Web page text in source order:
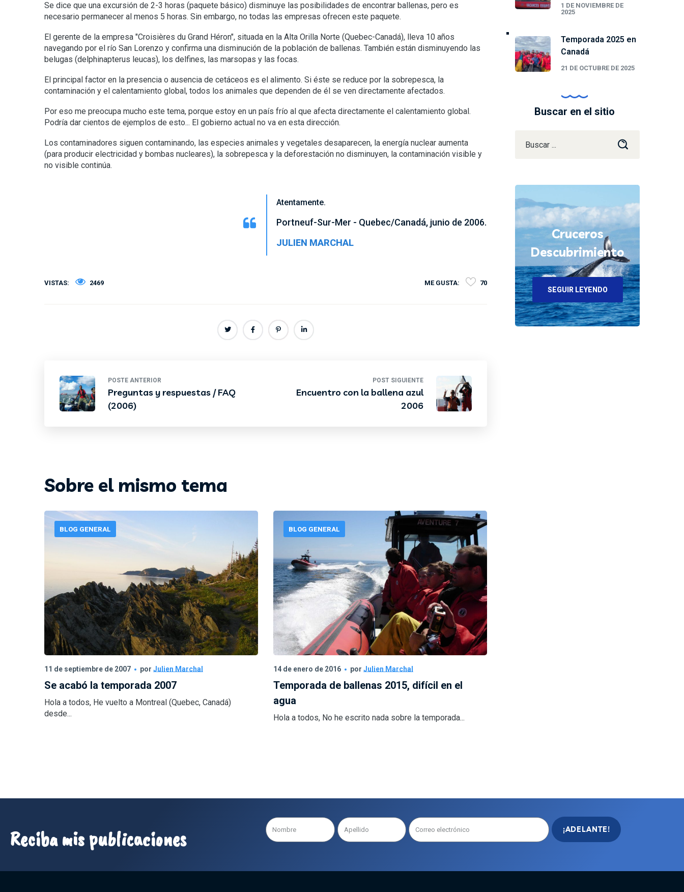
Se dice que una excursión de 2-3 horas (paquete básico) disminuye las posibilidades de encontrar ballenas, pero es
necesario permanecer al menos 5 horas. Sin embargo, no todas las empresas ofrecen este paquete.
El gerente de la empresa "Croisières du Grand Héron", situada en la Alta Orilla Norte (Quebec-Canadá), lleva 10 años
navegando por el río San Lorenzo y confirma una disminución de la población de ballenas. También están disminuyendo las
belugas (delphinapterus leucas), los delfines, las marsopas y las focas.
El principal factor en la presencia o ausencia de cetáceos es el alimento. Si éste se reduce por la sobrepesca, la
contaminación y el calentamiento global, todos los animales que dependen de él se ven directamente afectados.
Por eso me preocupa mucho este tema, porque estoy en un país frío al que afecta directamente el calentamiento global.
Podría dar cientos de ejemplos de esto... El gobierno actual no va en esta dirección.
Los contaminadores siguen contaminando, las especies animales y vegetales desaparecen, la energía nuclear aumenta
(para producir electricidad y bombas nucleares), la sobrepesca y la deforestación no disminuyen, la contaminación visible y
no visible continúa.
Atentamente.
Portneuf-Sur-Mer - Quebec/Canadá, junio de 2006.
JULIEN MARCHAL
VISTAS: 2469 ME GUSTA: 70
POSTE ANTERIOR
Preguntas y respuestas / FAQ
(2006)
POST SIGUIENTE
Encuentro con la ballena azul
2006
Sobre el mismo tema
BLOG GENERAL
11 de septiembre de 2007 por Julien Marchal
Se acabó la temporada 2007
Hola a todos, He vuelto a Montreal (Quebec, Canadá)
desde...
BLOG GENERAL
14 de enero de 2016 por Julien Marchal
Temporada de ballenas 2015, difícil en el
agua
Hola a todos, No he escrito nada sobre la temporada...
1 DE NOVIEMBRE DE
2025
Temporada 2025 en
Canadá
21 DE OCTUBRE DE 2025
Buscar en el sitio
Cruceros
Descubrimiento
SEGUIR LEYENDO
Reciba mis publicaciones ¡ADELANTE!